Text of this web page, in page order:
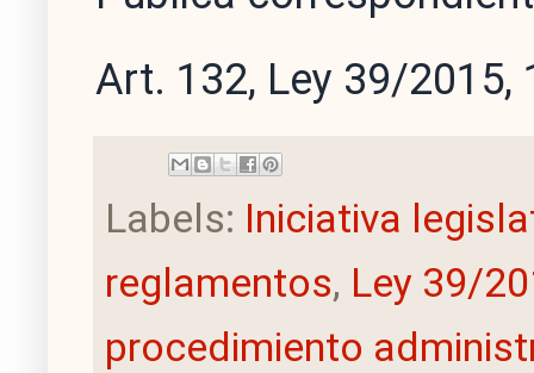
Art. 132, Ley 39/2015,
Labels: Iniciativa
reglamentos, Ley 39/
procedimiento